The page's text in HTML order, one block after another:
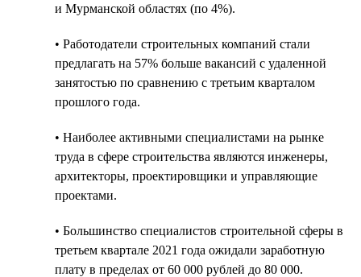
и Мурманской областях (по 4%).
• Работодатели строительных компаний стали
предлагать на 57% больше вакансий с удаленной
занятостью по сравнению с третьим кварталом
прошлого года.
• Наиболее активными специалистами на рынке
труда в сфере строительства являются инженеры,
архитекторы, проектировщики и управляющие
проектами.
• Большинство специалистов строительной сферы в
третьем квартале 2021 года ожидали заработную
плату в пределах от 60 000 рублей до 80 000.